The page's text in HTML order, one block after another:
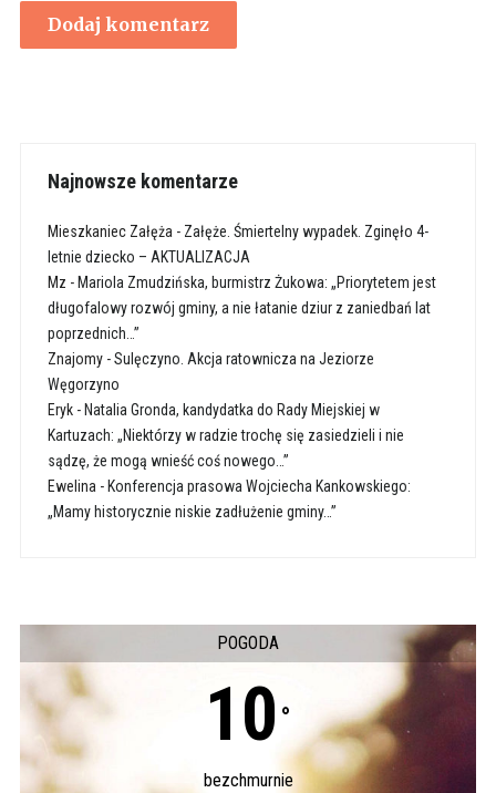
Najnowsze komentarze
Mieszkaniec Załęża- Załęże. Śmiertelny wypadek. Zginęło 4-
letnie dziecko – AKTUALIZACJA
Mz - Mariola Zmudzińska, burmistrz Żukowa: „Priorytetem jest
długofalowy rozwój gminy, a nie łatanie dziur z zaniedbań lat
poprzednich…”
Znajomy-Sulęczyno. Akcja ratownicza na Jeziorze
Węgorzyno
Eryk- Natalia Gronda, kandydatka do Rady Miejskiej w
Kartuzach: „Niektórzy w radzie trochę się zasiedzieli i nie
sądzę, że mogą wnieść coś nowego…”
Ewelina- Konferencja prasowa Wojciecha Kankowskiego:
„Mamy historycznie niskie zadłużenie gminy…”
POGODA
10 °
bezchmurnie